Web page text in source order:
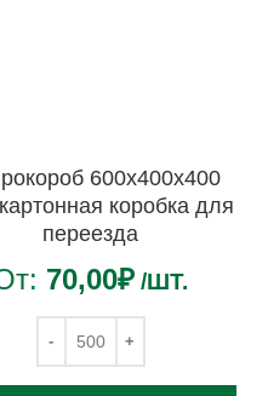
600х400х400
коробка для
переезда
70,00₽ /ШТ.